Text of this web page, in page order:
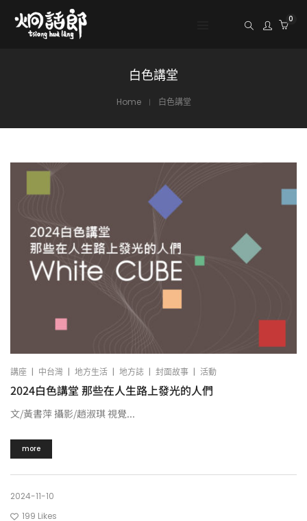
0
白色講堂
Home 白色講堂
講座 | 中台灣 | 地方生活 | 地方誌 | 封面故事 | 活動
2024白色講堂 那些在人生路上發光的人們
文/黃書萍 攝影/趙淑琪 視覺...
more
2024-11-10
199 Likes